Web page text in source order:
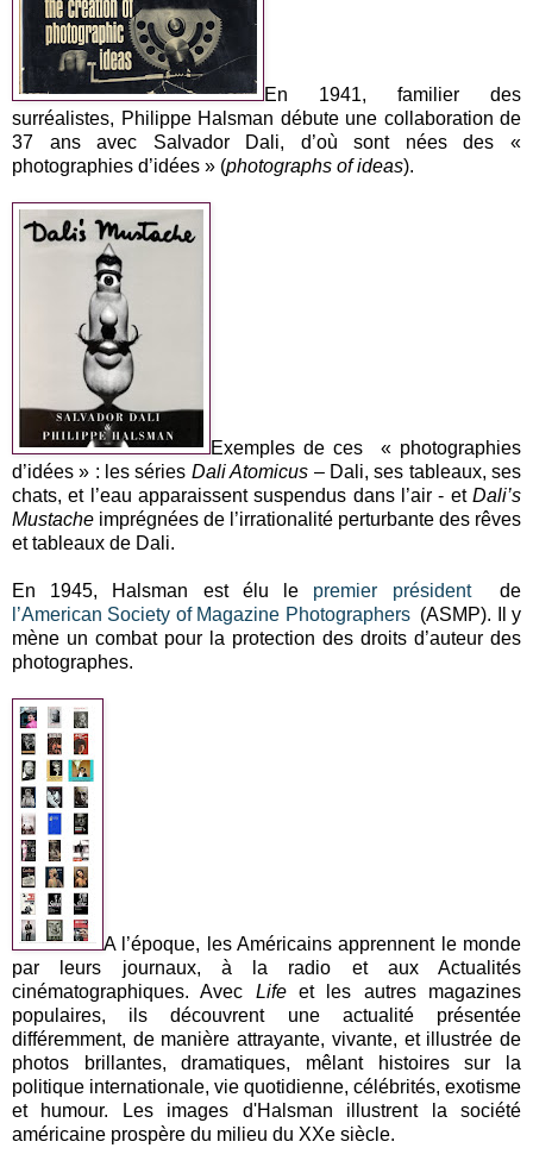
En 1941, familier des
surréalistes, Philippe Halsman débute une collaboration de
37 ans avec Salvador Dali, d’où sont nées des «
photographies d’idées » (photographs of ideas).
Exemples de ces « photographies
d’idées » : les séries Dali Atomicus – Dali, ses tableaux, ses
chats, et l’eau apparaissent suspendus dans l’air - et Dali’s
Mustache imprégnées de l’irrationalité perturbante des rêves
et tableaux de Dali.
En 1945, Halsman est élu le premier présidentde
l’American Society of Magazine Photographers(ASMP). Il y
mène un combat pour la protection des droits d’auteur des
photographes.
A l’époque, les Américains apprennent le monde
par leurs journaux, à la radio et aux Actualités
cinématographiques. Avec Lifeet les autres magazines
populaires, ils découvrent une actualité présentée
différemment, de manière attrayante, vivante, et illustrée de
photos brillantes, dramatiques, mêlant histoires sur la
politique internationale, vie quotidienne, célébrités, exotisme
et humour. Les images d'Halsman illustrent la société
américaine prospère du milieu du XXe siècle.